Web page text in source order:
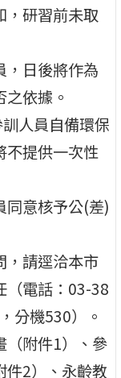
，研習前未取
，日後將作為
依據。
人員自備環保
不提供一次性
同意核予公(差)
，請逕洽本市
（電話：03-38
分機530）。
（附件1）、參
件2）、永齡教